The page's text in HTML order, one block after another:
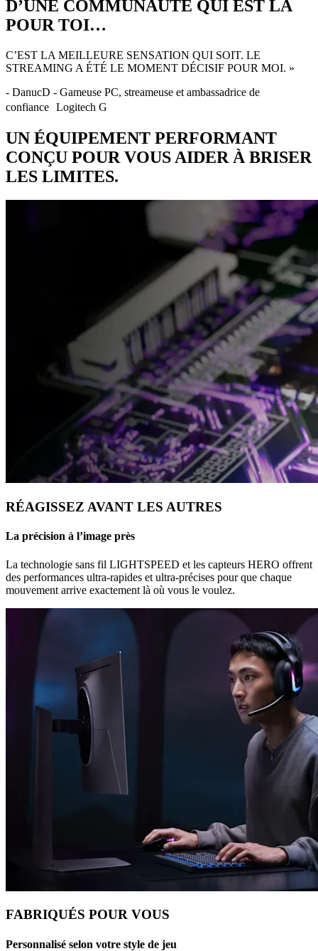
D’UNE COMMUNAUTÉ QUI EST LÀ
POUR TOI…
C’EST LA MEILLEURE SENSATION QUI SOIT. LE
STREAMING A ÉTÉ LE MOMENT DÉCISIF POUR MOI. »
- DanucD - Gameuse PC, streameuse et ambassadrice de
confiance Logitech G
UN ÉQUIPEMENT PERFORMANT
CONÇU POUR VOUS AIDER À BRISER
LES LIMITES.
RÉAGISSEZ AVANT LES AUTRES
La précision à l’image près
La technologie sans fil LIGHTSPEED et les capteurs HERO offrent
des performances ultra-rapides et ultra-précises pour que chaque
mouvement arrive exactement là où vous le voulez.
FABRIQUÉS POUR VOUS
Personnalisé selon votre style de jeu